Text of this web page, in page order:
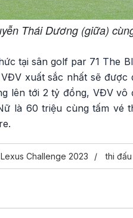
Thái Dương (giữa)
tại sân golf par 71 The
xuất sắc nhất sẽ
lên tới 2 tỷ đồng, VĐV
là 60 triệu cùng tấm vé
Challenge 2023 thi đấu